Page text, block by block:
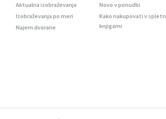
Aktualna izobraževanja
Izobraževanja po meri
Najem dvorane
Novo v ponudbi
Kako nakupovati v
knjigarni